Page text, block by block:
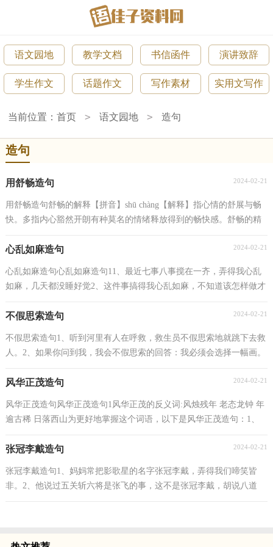
语文园地 教学文档 书信函件 演讲致辞
学生作文 话题作文 写作素材 实用文写作
当前位置：首页 > 语文园地 > 造句
造句
用舒畅造句 2024-02-21
用舒畅造句舒畅的解释【拼音】shū chàng【解释】指心情的舒展与畅
快。多指内心豁然开朗有种莫名的情绪释放得到的畅快感。舒畅的精
心乱如麻造句 2024-02-21
心乱如麻造句心乱如麻造句11、最近七事八事搅在一齐，弄得我心乱
如麻，几天都没睡好觉2、这件事搞得我心乱如麻，不知道该怎样做才
不假思索造句 2024-02-21
不假思索造句1、听到河里有人在呼救，救生员不假思索地就跳下去救
人。2、如果你问到我，我会不假思索的回答：我必须会选择一幅画。
风华正茂造句 2024-02-21
风华正茂造句风华正茂造句1风华正茂的反义词:风烛残年 老态龙钟 年
逾古稀 日落西山为更好地掌握这个词语，以下是风华正茂造句：1、
张冠李戴造句 2024-02-21
张冠李戴造句1、妈妈常把影歌星的名字张冠李戴，弄得我们啼笑皆
非。2、他说过五关斩六将是张飞的事，这不是张冠李戴，胡说八道